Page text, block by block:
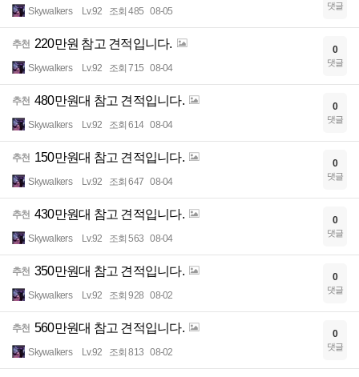
Skywalkers Lv.92 조회 485 08-05 댓글
추천 220만원 참고 견적입니다.
Skywalkers Lv.92 조회 715 08-04
0
댓글
추천 480만원대 참고 견적입니다.
Skywalkers Lv.92 조회 614 08-04
0
댓글
추천 150만원대 참고 견적입니다.
Skywalkers Lv.92 조회 647 08-04
0
댓글
추천 430만원대 참고 견적입니다.
Skywalkers Lv.92 조회 563 08-04
0
댓글
추천 350만원대 참고 견적입니다.
Skywalkers Lv.92 조회 928 08-02
0
댓글
추천 560만원대 참고 견적입니다.
Skywalkers Lv.92 조회 813 08-02
0
댓글